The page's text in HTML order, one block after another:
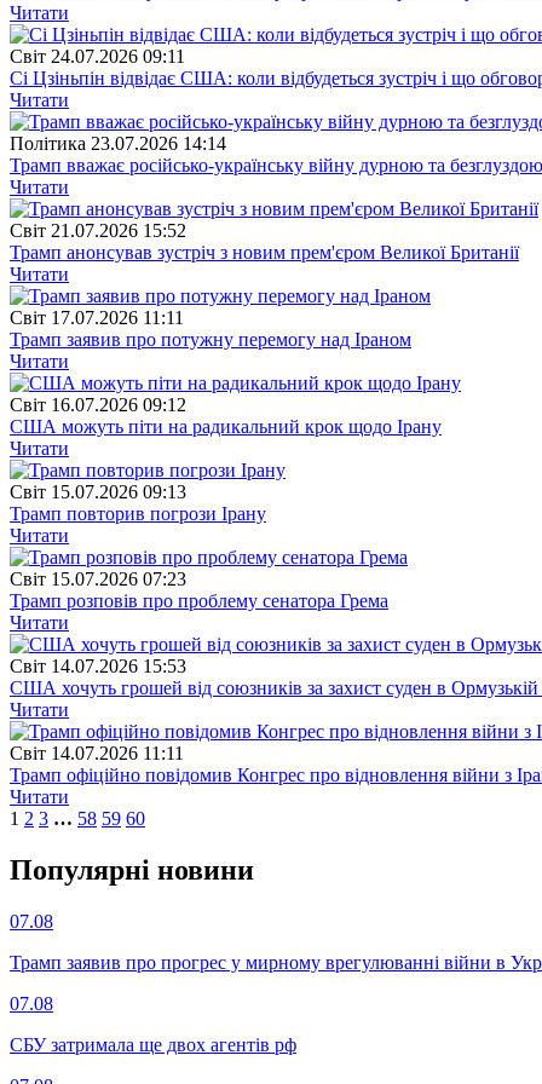
Читати
Свiт 24.07.2026 09:11
Сі Цзіньпін відвідає США: коли відбудеться зустріч і що
Читати
Полiтика 23.07.2026 14:14
Трамп вважає російсько-українську війну дурною та безглуздою
Читати
Свiт 21.07.2026 15:52
Трамп анонсував зустріч з новим прем'єром Великої Британії
Читати
Свiт 17.07.2026 11:11
Трамп заявив про потужну перемогу над Іраном
Читати
Свiт 16.07.2026 09:12
США можуть піти на радикальний крок щодо Ірану
Читати
Свiт 15.07.2026 09:13
Трамп повторив погрози Ірану
Читати
Свiт 15.07.2026 07:23
Трамп розповів про проблему сенатора Грема
Читати
Свiт 14.07.2026 15:53
США хочуть грошей від союзників за захист суден в Ормузькій
Читати
Свiт 14.07.2026 11:11
Трамп офіційно повідомив Конгрес про відновлення війни з
Читати
1 2 3 … 58 59 60
Популярнi новини
07.08
Трамп заявив про прогрес у мирному врегулюванні війни в
07.08
СБУ затримала ще двох агентів рф